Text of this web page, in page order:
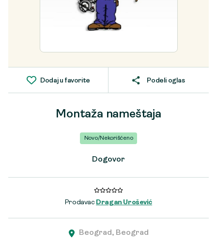
Dodaj u favorite Podeli oglas
Montaža nameštaja
Novo/Nekorišćeno
Dogovor
Prodavac Dragan Urošević
Beograd, Beograd